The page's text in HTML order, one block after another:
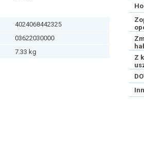
4024068442325
03622030000
7.33 kg
Z